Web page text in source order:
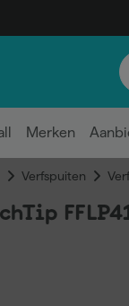
Merken
Verfspuiten